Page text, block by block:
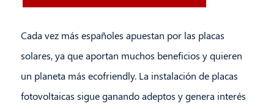
Cada vez más españoles apuestan por las placas
solares, ya que aportan muchos beneficios y quieren
un planeta más ecofriendly. La instalación de placas
fotovoltaicas sigue ganando adeptos y genera interés